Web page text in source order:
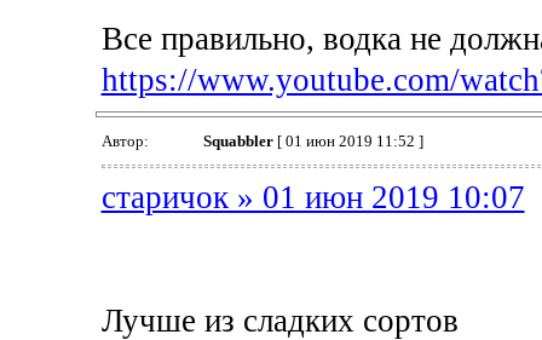
Все правильно, водка не
https://www.youtube.com/
Автор: Squabbler[ 01 июн 2019 11:52 ]
старичок » 01 июн 2019 10:07
Лучше из сладких сортов